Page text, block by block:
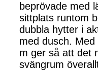
beprövade med
sittplats runtom
dubbla hytter i
med dusch.
m ger så att det
svängrum